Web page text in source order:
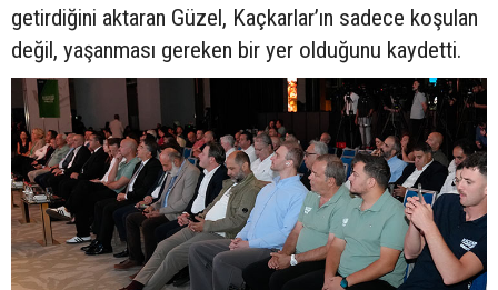
getirdiğini aktaran Güzel, Kaçkarlar’ın sadece koşulan
değil, yaşanması gereken bir yer olduğunu kaydetti.